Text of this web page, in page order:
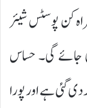
کن پوسٹس شیئر
جائے گی۔ حساس
گئی ہے اور پورا